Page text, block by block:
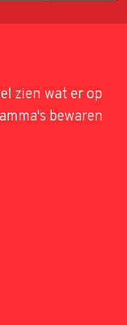
zien wat er op
bewaren